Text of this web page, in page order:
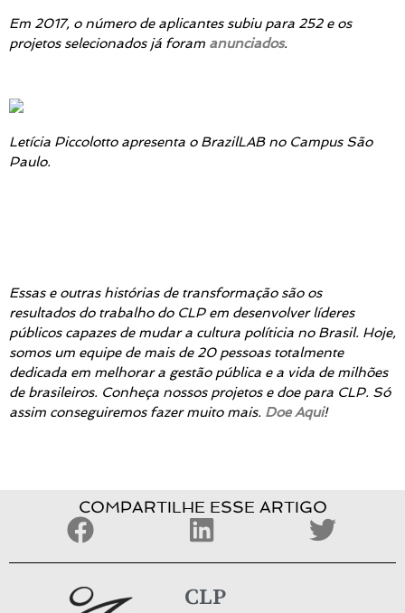
Em 2017, o número de aplicantes subiu para 252 e os
projetos selecionados já foram anunciados.
Letícia Piccolotto apresenta o BrazilLAB no Campus São
Paulo.
Essas e outras histórias de transformação são os
resultados do trabalho do CLP em desenvolver líderes
públicos capazes de mudar a cultura políticia no Brasil. Hoje,
somos um equipe de mais de 20 pessoas totalmente
dedicada em melhorar a gestão pública e a vida de milhões
de brasileiros. Conheça nossos projetos e doe para CLP. Só
assim conseguiremos fazer muito mais. Doe Aqui!
COMPARTILHE ESSE ARTIGO
CLP